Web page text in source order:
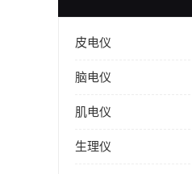
皮电仪
脑电仪
肌电仪
生理仪